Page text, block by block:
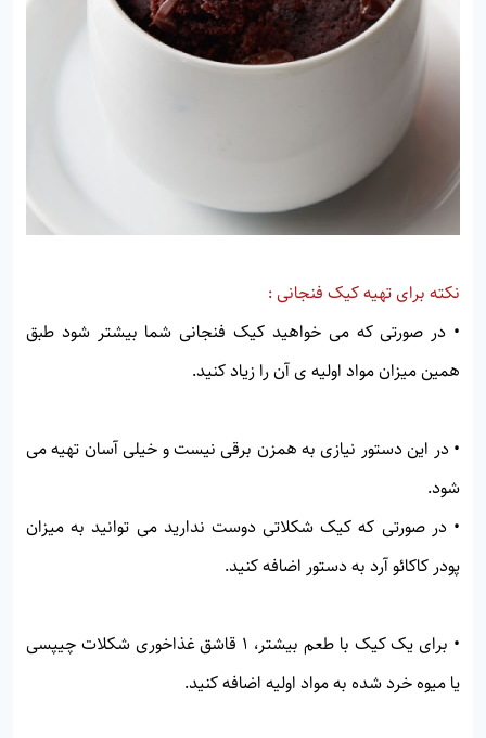
نکته برای تهیه کیک فنجانی :
• در صورتی که می خواهید کیک فنجانی شما بیشتر شود طبق
همین میزان مواد اولیه ی آن را زیاد کنید.
• در این دستور نیازی به همزن برقی نیست و خیلی آسان تهیه می
شود.
• در صورتی که کیک شکلاتی دوست ندارید می توانید به میزان
پودر کاکائو آرد به دستور اضافه کنید.
• برای یک کیک با طعم بیشتر، 1 قاشق غذاخوری شکلات چیپسی
یا میوه خرد شده به مواد اولیه اضافه کنید.